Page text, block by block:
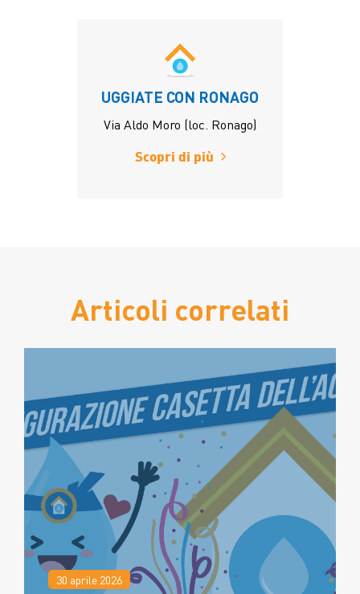
UGGIATE CON RONAGO
Via Aldo Moro (loc. Ronago)
Scopri di più
Articoli correlati
30 aprile 2026